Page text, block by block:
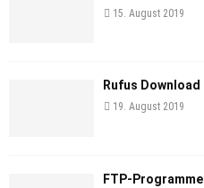
15. August 2019
Rufus Download
19. August 2019
FTP-